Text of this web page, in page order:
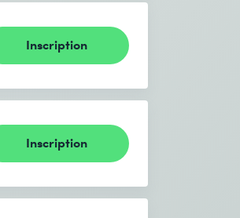
Inscription
Inscription